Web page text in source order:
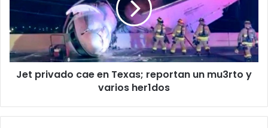
Texas;
un
mu3rto
y
varios
Jet privado cae en Texas; reportan un mu3rto y
varios her1dos